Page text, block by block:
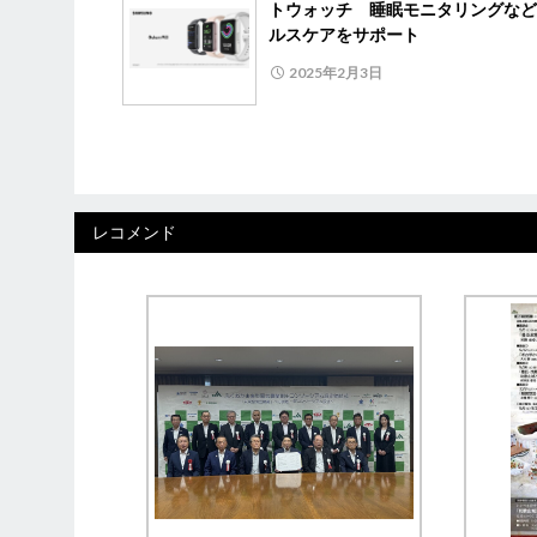
トウォッチ 睡眠モニタリングな
ルスケアをサポート
2025年2月3日
レコメンド